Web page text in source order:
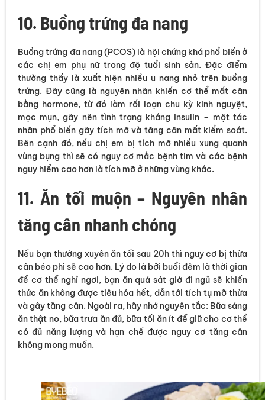
10. Buồng trứng đa nang
Buồng trứng đa nang (PCOS) là hội chứng khá phổ biến ở
các chị em phụ nữ trong độ tuổi sinh sản. Đặc điểm
thường thấy là xuất hiện nhiều u nang nhỏ trên buồng
trứng. Đây cũng là nguyên nhân khiến cơ thể mất cân
bằng hormone, từ đó làm rối loạn chu kỳ kinh nguyệt,
mọc mụn, gây nên tình trạng kháng insulin – một tác
nhân phổ biến gây tích mỡ và tăng cân mất kiểm soát.
Bên cạnh đó, nếu chị em bị tích mỡ nhiều xung quanh
vùng bụng thì sẽ có nguy cơ mắc bệnh tim và các bệnh
nguy hiểm cao hơn là tích mỡ ở những vùng khác.
11. Ăn tối muộn – Nguyên nhân
tăng cân nhanh chóng
Nếu bạn thường xuyên ăn tối sau 20h thì nguy cơ bị thừa
cân béo phì sẽ cao hơn. Lý do là bởi buổi đêm là thời gian
để cơ thể nghỉ ngơi, bạn ăn quá sát giờ đi ngủ sẽ khiến
thức ăn không được tiêu hóa hết, dẫn tới tích tụ mỡ thừa
và gây tăng cân. Ngoài ra, hãy nhớ nguyên tắc: Bữa sáng
ăn thật no, bữa trưa ăn đủ, bữa tối ăn ít để giữ cho cơ thể
có đủ năng lượng và hạn chế được nguy cơ tăng cân
không mong muốn.